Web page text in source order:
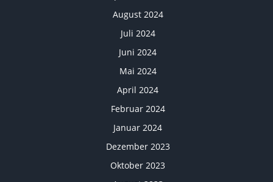
August 2024
Juli 2024
Juni 2024
Mai 2024
April 2024
Februar 2024
Januar 2024
Dezember 2023
Oktober 2023